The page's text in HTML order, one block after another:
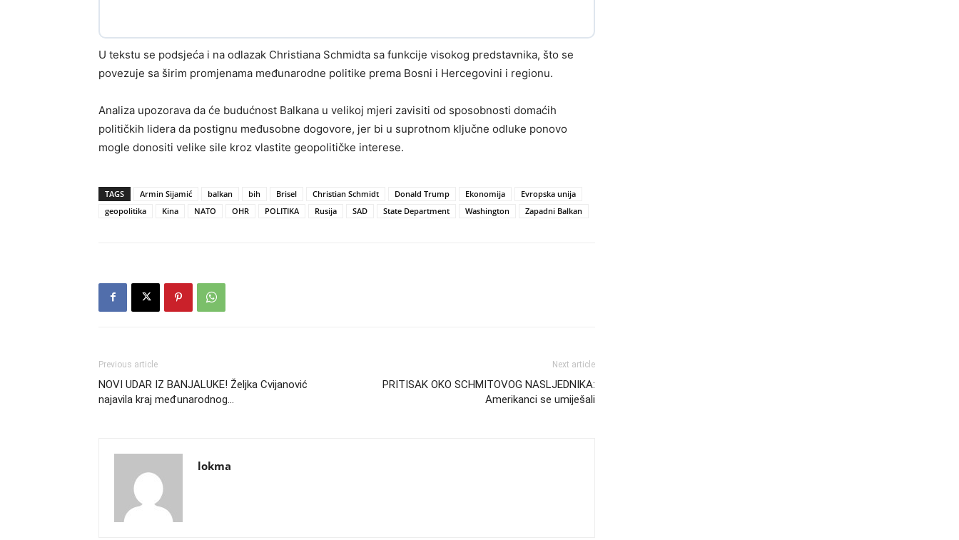
U tekstu se podsjeća i na odlazak Christiana Schmidta sa funkcije visokog predstavnika, što se
povezuje sa širim promjenama međunarodne politike prema Bosni i Hercegovini i regionu.
Analiza upozorava da će budućnost Balkana u velikoj mjeri zavisiti od sposobnosti domaćih
političkih lidera da postignu međusobne dogovore, jer bi u suprotnom ključne odluke ponovo
mogle donositi velike sile kroz vlastite geopolitičke interese.
TAGS Armin Sijamić balkan bih Brisel Christian Schmidt Donald Trump Ekonomija
Evropska unija
geopolitika
Kina NATO OHR POLITIKA Rusija SAD State Department Washington Zapadni Balkan
Previous article
NOVI UDAR IZ BANJALUKE! Željka Cvijanović
najavila kraj međunarodnog…
Next article
PRITISAK OKO SCHMITOVOG NASLJEDNIKA:
Amerikanci se umiješali
lokma